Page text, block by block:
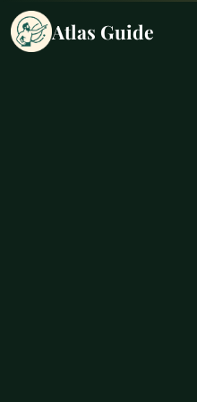
Atlas Guide